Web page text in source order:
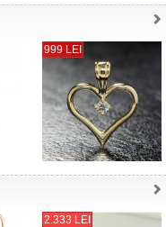
999 LEI
2.333 LEI